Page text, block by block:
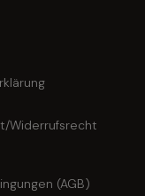
Widerrufsrecht
(AGB)